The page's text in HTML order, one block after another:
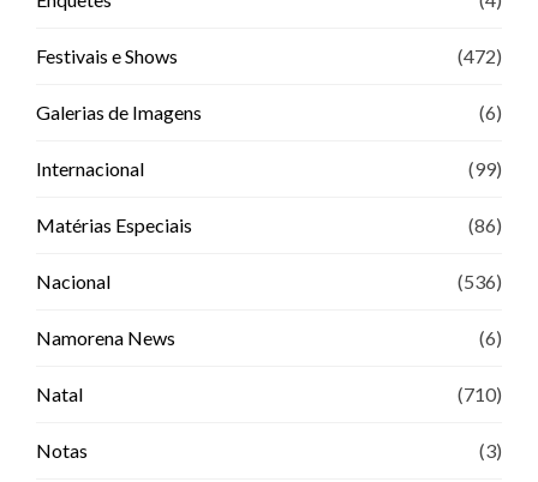
Festivais e Shows (472)
Galerias de Imagens (6)
Internacional (99)
Matérias Especiais (86)
Nacional (536)
Namorena News (6)
Natal (710)
Notas (3)